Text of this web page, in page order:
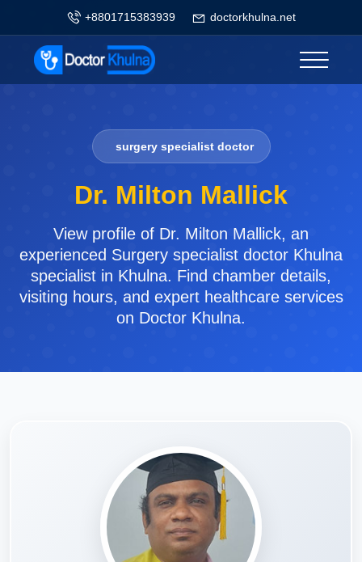
+8801715383939 doctorkhulna.net
surgery specialist doctor
Dr. Milton Mallick
View profile of Dr. Milton Mallick, an
experienced Surgery specialist doctor Khulna
specialist in Khulna. Find chamber details,
visiting hours, and expert healthcare services
on Doctor Khulna.